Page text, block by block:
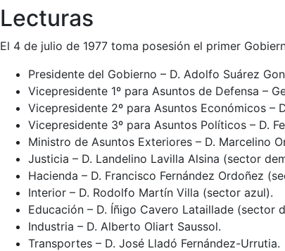
Lecturas
El 4 de julio de 1977 toma posesión el primer
Presidente del Gobierno – D. Adolfo Suárez
Vicepresidente 1º para Asuntos de Defensa –
Vicepresidente 2º para Asuntos Económicos –
Vicepresidente 3º para Asuntos Políticos – D.
Ministro de Asuntos Exteriores – D. Marcelino
Justicia – D. Landelino Lavilla Alsina (sector
Hacienda – D. Francisco Fernández Ordoñez
Interior – D. Rodolfo Martín Villa (sector azul).
Educación – D. Íñigo Cavero Lataillade (sector
Industria – D. Alberto Oliart Saussol.
Transportes – D. José Lladó Fernández-Urrutia.